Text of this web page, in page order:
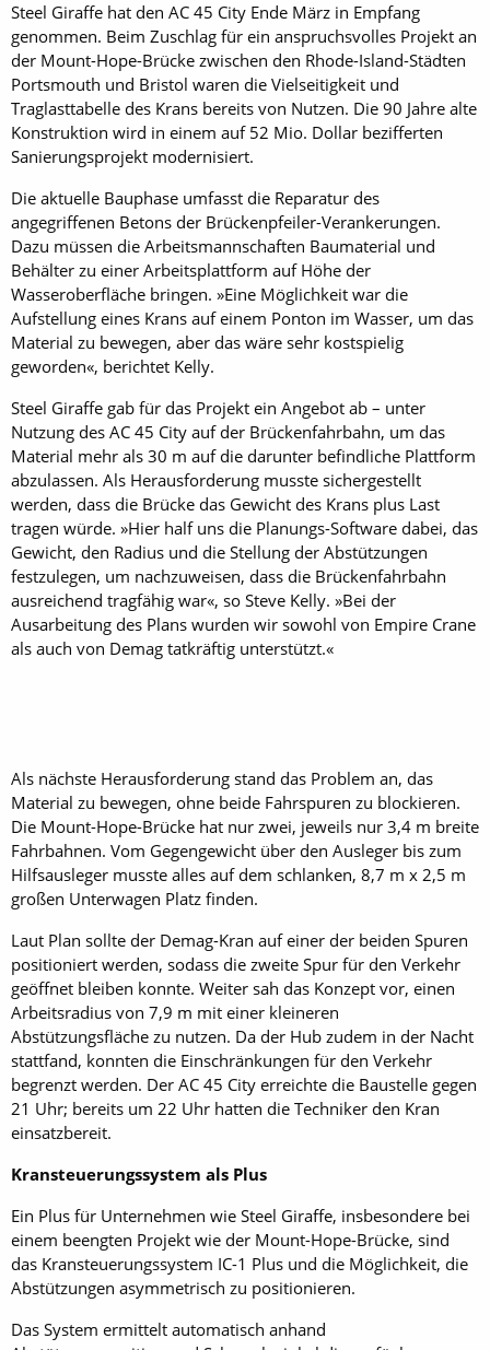
Steel Giraffe hat den AC 45 City Ende März in Empfang
genommen. Beim Zuschlag für ein anspruchsvolles Projekt an
der Mount-Hope-Brücke zwischen den Rhode-Island-Städten
Portsmouth und Bristol waren die Vielseitigkeit und
Traglasttabelle des Krans bereits von Nutzen. Die 90 Jahre alte
Konstruktion wird in einem auf 52 Mio. Dollar bezifferten
Sanierungsprojekt modernisiert.
Die aktuelle Bauphase umfasst die Reparatur des
angegriffenen Betons der Brückenpfeiler-Verankerungen.
Dazu müssen die Arbeitsmannschaften Baumaterial und
Behälter zu einer Arbeitsplattform auf Höhe der
Wasseroberfläche bringen. »Eine Möglichkeit war die
Aufstellung eines Krans auf einem Ponton im Wasser, um das
Material zu bewegen, aber das wäre sehr kostspielig
geworden«, berichtet Kelly.
Steel Giraffe gab für das Projekt ein Angebot ab – unter
Nutzung des AC 45 City auf der Brückenfahrbahn, um das
Material mehr als 30 m auf die darunter befindliche Plattform
abzulassen. Als Herausforderung musste sichergestellt
werden, dass die Brücke das Gewicht des Krans plus Last
tragen würde. »Hier half uns die Planungs-Software dabei, das
Gewicht, den Radius und die Stellung der Abstützungen
festzulegen, um nachzuweisen, dass die Brückenfahrbahn
ausreichend tragfähig war«, so Steve Kelly. »Bei der
Ausarbeitung des Plans wurden wir sowohl von Empire Crane
als auch von Demag tatkräftig unterstützt.«
Als nächste Herausforderung stand das Problem an, das
Material zu bewegen, ohne beide Fahrspuren zu blockieren.
Die Mount-Hope-Brücke hat nur zwei, jeweils nur 3,4 m breite
Fahrbahnen. Vom Gegengewicht über den Ausleger bis zum
Hilfsausleger musste alles auf dem schlanken, 8,7 m x 2,5 m
großen Unterwagen Platz finden.
Laut Plan sollte der Demag-Kran auf einer der beiden Spuren
positioniert werden, sodass die zweite Spur für den Verkehr
geöffnet bleiben konnte. Weiter sah das Konzept vor, einen
Arbeitsradius von 7,9 m mit einer kleineren
Abstützungsfläche zu nutzen. Da der Hub zudem in der Nacht
stattfand, konnten die Einschränkungen für den Verkehr
begrenzt werden. Der AC 45 City erreichte die Baustelle gegen
21 Uhr; bereits um 22 Uhr hatten die Techniker den Kran
einsatzbereit.
Kransteuerungssystem als Plus
Ein Plus für Unternehmen wie Steel Giraffe, insbesondere bei
einem beengten Projekt wie der Mount-Hope-Brücke, sind
das Kransteuerungssystem IC-1 Plus und die Möglichkeit, die
Abstützungen asymmetrisch zu positionieren.
Das System ermittelt automatisch anhand